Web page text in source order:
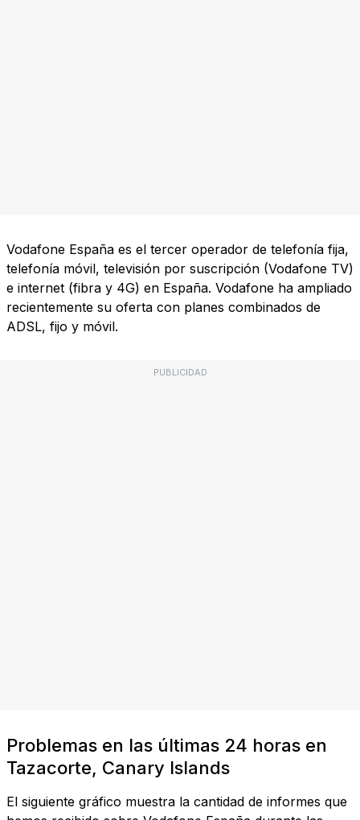
Vodafone España es el tercer operador de telefonía fija,
telefonía móvil, televisión por suscripción (Vodafone TV)
e internet (fibra y 4G) en España. Vodafone ha ampliado
recientemente su oferta con planes combinados de
ADSL, fijo y móvil.
PUBLICIDAD
Problemas en las últimas 24 horas en
Tazacorte, Canary Islands
El siguiente gráfico muestra la cantidad de informes que